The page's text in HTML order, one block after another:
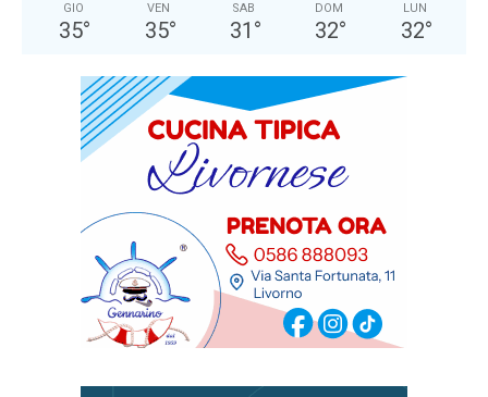
GIO
35°
VEN
35°
SAB
31 °
DOM
32°
LUN
32°